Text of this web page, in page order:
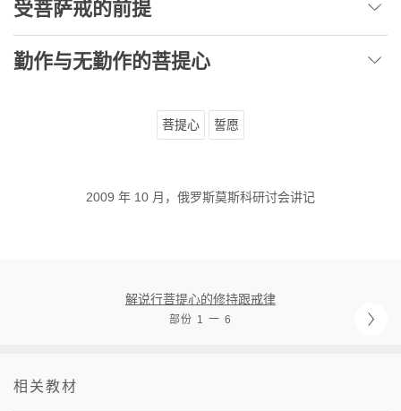
受菩萨戒的前提
勤作与无勤作的菩提心
菩提心 誓愿
2009 年 10 月，俄罗斯莫斯科研讨会讲记
解说行菩提心的修持跟戒律
部份 1 一 6
相关教材